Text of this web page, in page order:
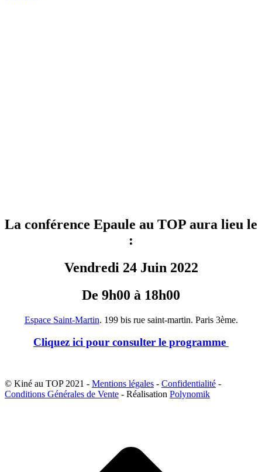
La conférence Epaule au TOP aura lieu le
:
Vendredi 24 Juin 2022
De 9h00 à 18h00
Espace Saint-Martin. 199 bis rue saint-martin. Paris 3ème.
Cliquez ici pour consulter le programme
© Kiné au TOP 2021 - Mentions légales - Confidentialité -
Conditions Générales de Vente - Réalisation Polynomik